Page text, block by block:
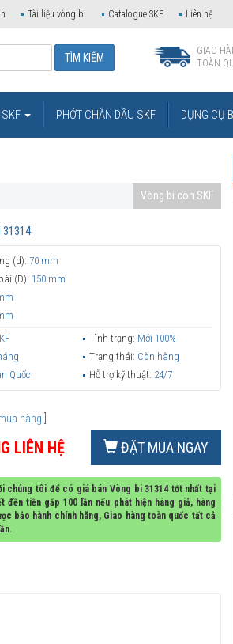
Tài liệu vòng bi Catalogue SKF Liên hệ
GIAO
TOÀN
PHỚT CHẮN DẦU SKF DỤNG CỤ
Vòng bi côn SKF
31314
(d): 70 mm
(D): 150 mm
Tình trạng: Mới 100%
Trạng thái: Còn hàng
Quốc Hỗ trợ kỹ thuật: 24/7
hàng
LIÊN HỆ ĐẶT MUA NGAY
chúng tôi để có giá bán Vòng bi 31314 tốt nhất tại
đền tiền gấp 100 lần nếu phát hiện hàng giả, hàng
bảo hành chính hãng, Giao hàng toàn quốc tất cả